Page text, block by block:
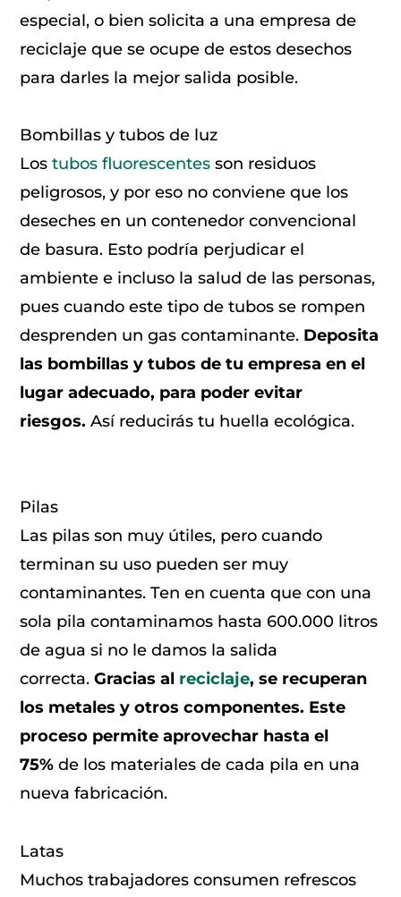
especial, o bien solicita a una empresa de
reciclaje que se ocupe de estos desechos
para darles la mejor salida posible.
Bombillas y tubos de luz
Lostubos fluorescentes son residuos
peligrosos, y por eso no conviene que los
deseches en un contenedor convencional
de basura. Esto podría perjudicar el
ambiente e incluso la salud de las personas,
pues cuando este tipo de tubos se rompen
desprenden un gas contaminante. Deposita
las bombillas y tubos de tu empresa en el
lugar adecuado, para poder evitar
riesgos.Así reducirás tu huella ecológica.
Pilas
Las pilas son muy útiles, pero cuando
terminan su uso pueden ser muy
contaminantes. Ten en cuenta que con una
sola pila contaminamos hasta 600.000 litros
de agua si no le damos la salida
correcta.Gracias al reciclaje, se recuperan
los metales y otros componentes. Este
proceso permite aprovechar hasta el
75% de los materiales de cada pila en una
nueva fabricación.
Latas
Muchos trabajadores consumen refrescos